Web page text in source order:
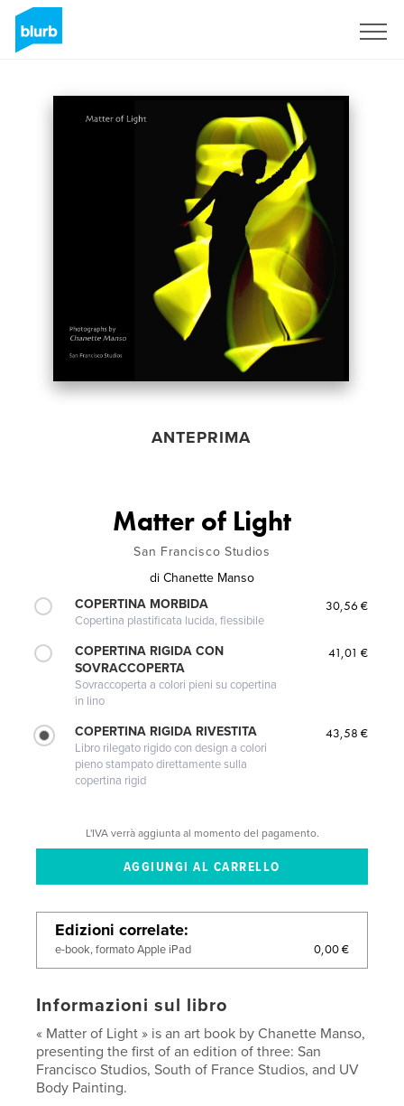
ANTEPRIMA
Matter of Light
San Francisco Studios
di Chanette Manso
COPERTINA MORBIDA
Copertina plastificata lucida, flessibile
30,56 €
COPERTINA RIGIDA CON
SOVRACCOPERTA
Sovraccoperta a colori pieni su copertina
in lino
41,01 €
COPERTINA RIGIDA RIVESTITA
Libro rilegato rigido con design a colori
pieno stampato direttamente sulla
copertina rigid
43,58 €
L'IVA verrà aggiunta al momento del pagamento.
Edizioni correlate
e-book, formato Apple iPad 0,00 €
Informazioni sul libro
« Matter of Light » is an art book by Chanette Manso,
presenting the first of an edition of three: San
Francisco Studios, South of France Studios, and UV
Body Painting.